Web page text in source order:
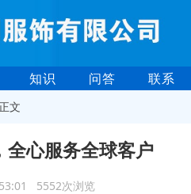
知识 问答 联系
文
全心服务全球客户
5552次浏览